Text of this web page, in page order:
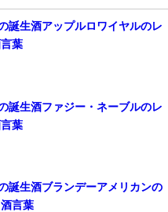
誕生酒アップルロワイヤルのレ
葉
誕生酒ファジー・ネーブルのレ
葉
誕生酒ブランデーアメリカンの
言葉